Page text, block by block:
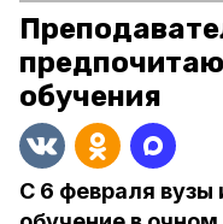
обучения
С 6 февраля вузы